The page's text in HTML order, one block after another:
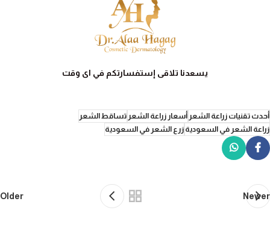
يسعدنا تلاقى إستفسارتكم في اى وقت
أحدث تقنيات زراعة الشعر أسعار زراعة الشعر تساقط الشعر
زراعة الشعر في السعودية زرع الشعر في السعودية
Newer
Older